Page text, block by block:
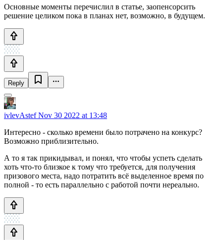
Основные моменты перечислил в статье, заопенсорсить
решение целиком пока в планах нет, возможно, в будущем.
Reply
ivlevAstefNov 30 2022 at 13:48
Интересно - сколько времени было потрачено на конкурс?
Возможно приблизительно.
А то я так прикидывал, и понял, что чтобы успеть сделать
хоть что-то близкое к тому что требуется, для получения
призового места, надо потратить всё выделенное время по
полной - то есть параллельно с работой почти нереально.